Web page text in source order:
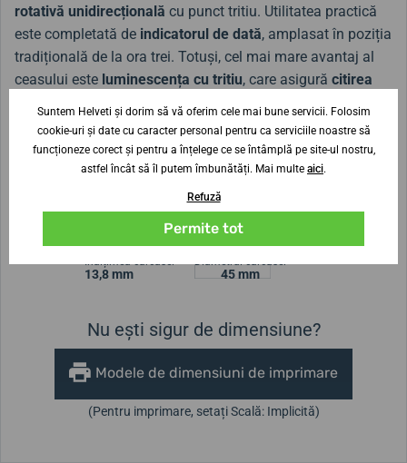
rotativă unidirecțională cu punct tritiu. Utilitatea practică
este completată de indicatorul de dată, amplasat în poziția
tradițională de la ora trei. Totuși, cel mai mare avantaj al
ceasului este luminescența cu tritiu, care asigură citirea
până la 25 de ani. Este o alegere foarte bună în raportul
preț-performanță al ceasului!
Lățimea curelei
Înălțimea carcasei
13,8 mm
Diametrul carcasei
45 mm
Nu ești sigur de dimensiune?
Modele de dimensiuni de imprimare
(Pentru imprimare, setați Scală: Implicită)
Suntem Helveti și dorim să vă oferim cele mai bune servicii. Folosim
cookie-uri și date cu caracter personal pentru ca serviciile noastre să
funcționeze corect și pentru a înțelege ce se întâmplă pe site-ul nostru,
astfel încât să îl putem îmbunătăți. Mai multe aici.
Refuză
Permite tot